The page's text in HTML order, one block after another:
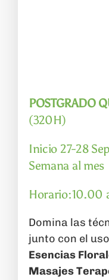
POSTGRADO
(320H)
Inicio 27-28
Semana al mes
Horario:10.00
Domina las
junto con el
Esencias
Masajes